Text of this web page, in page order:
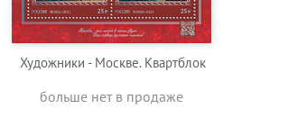
Художники - Москве. Квартблок
больше нет в продаже